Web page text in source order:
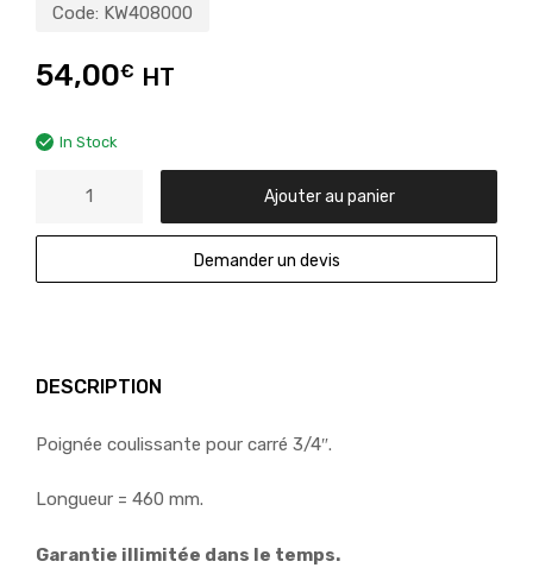
Code: KW408000
54,00€ HT
In Stock
Ajouter au panier
Demander un devis
DESCRIPTION
Poignée coulissante pour carré 3/4″.
Longueur = 460 mm.
Garantie illimitée dans le temps.